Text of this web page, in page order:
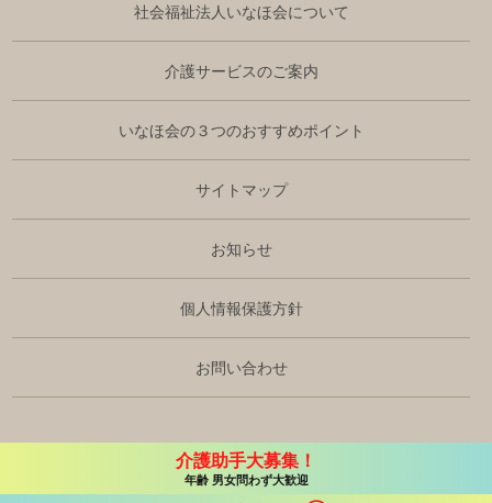
介護助手大募集！
年齢 男女問わず大歓迎
社会福祉法人いなほ会について
介護サービスのご案内
いなほ会の３つのおすすめポイント
サイトマップ
お知らせ
個人情報保護方針
お問い合わせ
Copyright © 2019 社会福祉法人いなほ会 All Rights Reserved.